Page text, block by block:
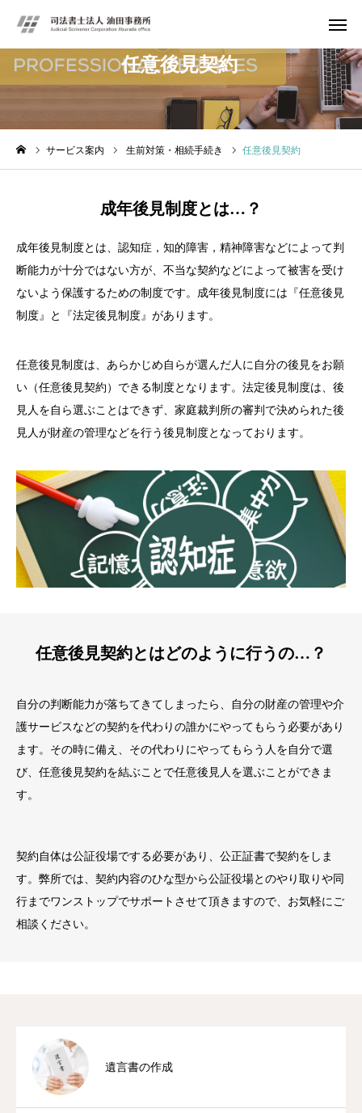
任意後見契約
サービス案内 生前対策・相続手続き 任意後見契約
成年後見制度とは…？
成年後見制度とは、認知症，知的障害，精神障害などによって判
断能力が十分ではない方が、不当な契約などによって被害を受け
ないよう保護するための制度です。成年後見制度には『任意後見
制度』と『法定後見制度』があります。
任意後見制度は、あらかじめ自らが選んだ人に自分の後見をお願
い（任意後見契約）できる制度となります。法定後見制度は、後
見人を自ら選ぶことはできず、家庭裁判所の審判で決められた後
見人が財産の管理などを行う後見制度となっております。
任意後見契約とはどのように行うの…？
自分の判断能力が落ちてきてしまったら、自分の財産の管理や介
護サービスなどの契約を代わりの誰かにやってもらう必要があり
ます。その時に備え、その代わりにやってもらう人を自分で選
び、任意後見契約を結ぶことで任意後見人を選ぶことができま
す。
契約自体は公証役場でする必要があり、公正証書で契約をしま
す。弊所では、契約内容のひな型から公証役場とのやり取りや同
行までワンストップでサポートさせて頂きますので、お気軽にご
相談ください。
遺言書の作成
お問い合わせ サービス案内
会社概要